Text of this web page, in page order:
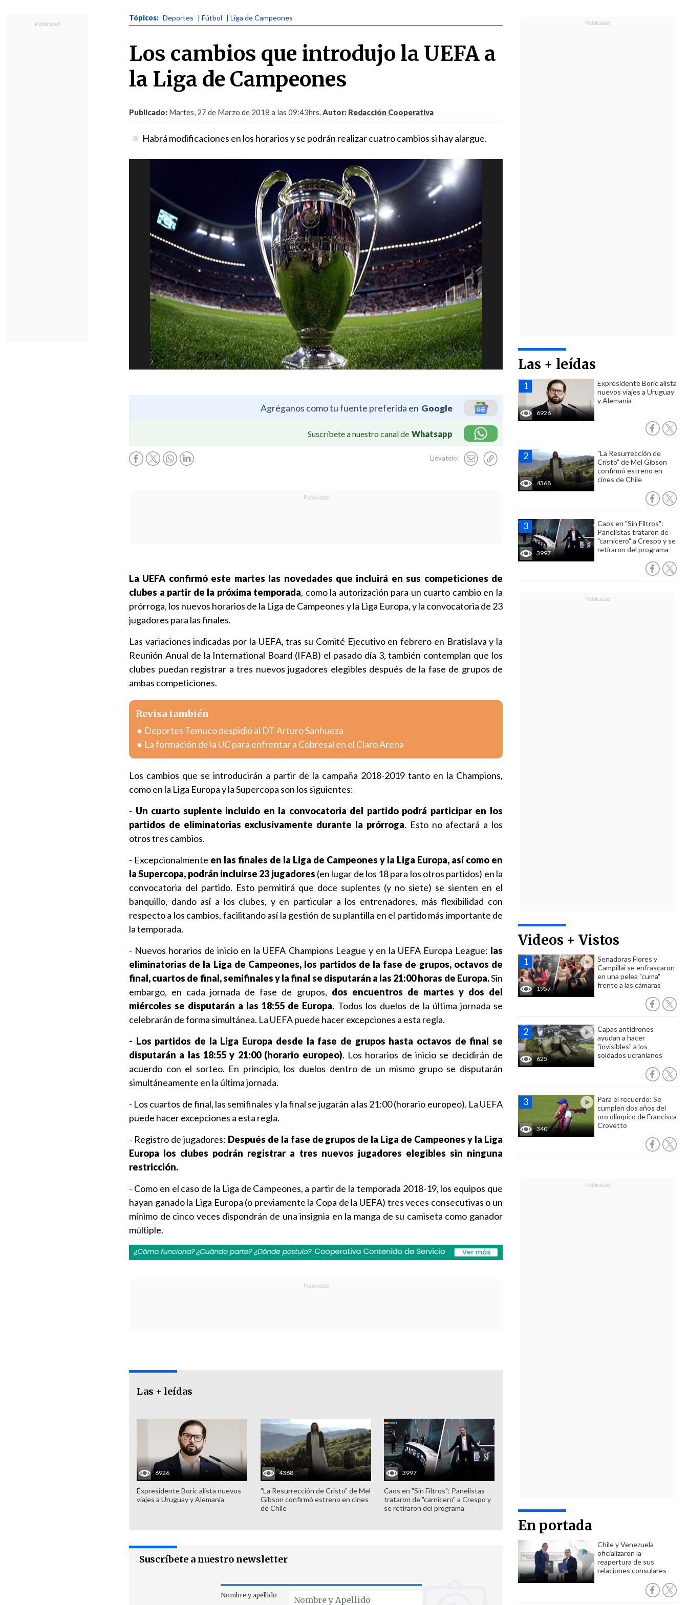
Tópicos: Deportes | Fútbol | Liga de Campeones
Los cambios que introdujo la UEFA a
la Liga de Campeones
Publicado: Martes, 27 de Marzo de 2018 a las 09:43hrs.Autor: Redacción Cooperativa
Habrá modificaciones en los horarios y se podrán realizar cuatro cambios si hay alargue.
Agréganos como tu fuente preferida en Google
Suscríbete a nuestro canal de Whatsapp
Llévatelo:
Las + leídas
6926
Expresidente Boric alista
nuevos viajes a Uruguay
y Alemania
4368
"La Resurrección de
Cristo" de Mel Gibson
confirmó estreno en
cines de Chile
3997
Caos en "Sin Filtros":
Panelistas trataron de
"carnicero" a Crespo y se
retiraron del programa
Videos + Vistos
1957
Senadoras Flores y
Campillai se enfrascaron
en una pelea "cuma"
frente a las cámaras
625
Capas antidrones
ayudan a hacer
"invisibles" a los
soldados ucranianos
340
Para el recuerdo: Se
cumplen dos años del
oro olímpico de Francisca
Crovetto
En portada
Chile y Venezuela
oficializaron la
reapertura de sus
relaciones consulares
La UEFA confirmó este martes las novedades que incluirá en sus competiciones de
clubes a partir de la próxima temporada, como la autorización para un cuarto cambio en la
prórroga, los nuevos horarios de la Liga de Campeones y la Liga Europa, y la convocatoria de 23
jugadores para las finales.
Las variaciones indicadas por la UEFA, tras su Comité Ejecutivo en febrero en Bratislava y la
Reunión Anual de la International Board (IFAB) el pasado día 3, también contemplan que los
clubes puedan registrar a tres nuevos jugadores elegibles después de la fase de grupos de
ambas competiciones.
Revisa también
Deportes Temuco despidió al DT Arturo Sanhueza
La formación de la UC para enfrentar a Cobresal en el Claro Arena
Los cambios que se introducirán a partir de la campaña 2018-2019 tanto en la Champions,
como en la Liga Europa y la Supercopa son los siguientes:
- Un cuarto suplente incluido en la convocatoria del partido podrá participar en los
partidos de eliminatorias exclusivamente durante la prórroga. Esto no afectará a los
otros tres cambios.
- Excepcionalmente en las finales de la Liga de Campeones y la Liga Europa, así como en
la Supercopa, podrán incluirse 23 jugadores (en lugar de los 18 para los otros partidos) en la
convocatoria del partido. Esto permitirá que doce suplentes (y no siete) se sienten en el
banquillo, dando así a los clubes, y en particular a los entrenadores, más flexibilidad con
respecto a los cambios, facilitando así la gestión de su plantilla en el partido más importante de
la temporada.
- Nuevos horarios de inicio en la UEFA Champions League y en la UEFA Europa League: las
eliminatorias de la Liga de Campeones, los partidos de la fase de grupos, octavos de
final, cuartos de final, semifinales y la final se disputarán a las 21:00 horas de Europa.Sin
embargo, en cada jornada de fase de grupos, dos encuentros de martes y dos del
miércoles se disputarán a las 18:55 de Europa. Todos los duelos de la última jornada se
celebrarán de forma simultánea. La UEFA puede hacer excepciones a esta regla.
- Los partidos de la Liga Europa desde la fase de grupos hasta octavos de final se
disputarán a las 18:55 y 21:00 (horario europeo). Los horarios de inicio se decidirán de
acuerdo con el sorteo. En principio, los duelos dentro de un mismo grupo se disputarán
simultáneamente en la última jornada.
- Los cuartos de final, las semifinales y la final se jugarán a las 21:00 (horario europeo). La UEFA
puede hacer excepciones a esta regla.
- Registro de jugadores: Después de la fase de grupos de la Liga de Campeones y la Liga
Europa los clubes podrán registrar a tres nuevos jugadores elegibles sin ninguna
restricción.
- Como en el caso de la Liga de Campeones, a partir de la temporada 2018-19, los equipos que
hayan ganado la Liga Europa (o previamente la Copa de la UEFA) tres veces consecutivas o un
mínimo de cinco veces dispondrán de una insignia en la manga de su camiseta como ganador
múltiple.
Las + leídas
6926
Expresidente Boric alista nuevos
viajes a Uruguay y Alemania
4368
"La Resurrección de Cristo" de Mel
Gibson confirmó estreno en cines
de Chile
3997
Caos en "Sin Filtros": Panelistas
trataron de "carnicero" a Crespo y
se retiraron del programa
Suscríbete a nuestro newsletter
Nombre y apellido